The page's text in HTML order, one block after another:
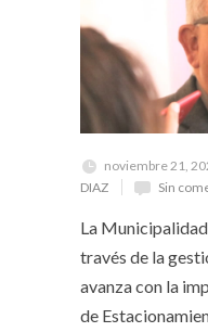
noviembre 21,
DIAZ
Sin
La Municipalidad
través de la
avanza con la
de